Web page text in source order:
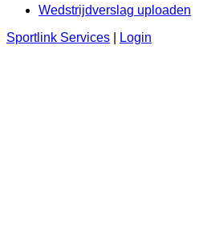
Wedstrijdverslag uploaden
Sportlink Services
Login